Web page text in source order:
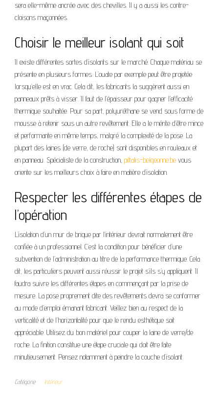
sera elle-même ancrée avec des chevilles. Il y a aussi les contre-
cloisons maçonnées.
Choisir le meilleur isolant qui soit
Il existe différentes sortes d’isolants sur le marché. Chaque matériau se
présente en plusieurs formes. L’ouate par exemple peut être projetée
lorsqu’elle est en vrac. Cela dit, les fabricants la suggèrent aussi en
panneaux prêts à visser. Il faut de l’épaisseur pour gagner l’efficacité
thermique souhaitée. Pour sa part, polyuréthane se vend sous forme de
mousse à retenir sous un autre revêtement. Elle a le mérite d’être mince
et performante en même temps, malgré la complexité de la pose. La
plupart des laines (de verre, de roche) sont disponibles en rouleaux et
en panneau. Spécialiste de la construction, pittalis-belgeonne.be vous
oriente sur les meilleurs choix à faire en matière d’isolation.
Respecter les différentes étapes de
l’opération
L’isolation d’un mur de brique par l’intérieur devrait normalement être
confiée à un professionnel. C’est la condition pour bénéficier d’une
subvention de l’administration au titre de la performance thermique. Cela
dit, les particuliers peuvent aussi réussir le projet s’ils s’y appliquent. Il
faudra suivre les différentes étapes en commençant par la prise de
mesure. La pose proprement dite des revêtements devra se conformer
au mode d’emploi émanant fabricant. Veillez bien au respect de la
verticalité et de l’horizontalité pour que le rendu esthétique soit
appréciable. Utilisez du bon matériel pour couper la laine de verre/de
roche. La finition constitue une étape cruciale qui doit être faite
minutieusement. Pensez notamment à peindre la couche d’isolant.
Catégorie Intérieur